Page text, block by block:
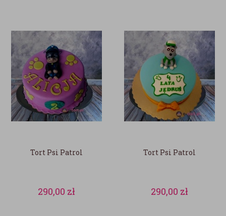
Tort Psi Patrol
290,00 zł
Tort Psi Patrol
290,00 zł